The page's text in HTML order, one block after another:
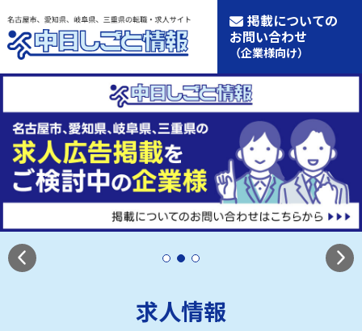
掲載についての
お問い合わせ
（企業様向け）
求人情報